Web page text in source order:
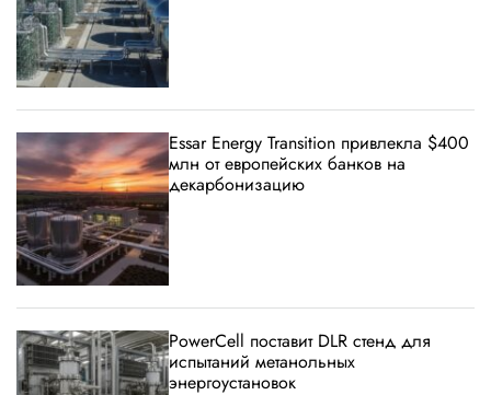
Essar Energy Transition привлекла $400
млн от европейских банков на
декарбонизацию
PowerCell поставит DLR стенд для
испытаний метанольных
энергоустановок